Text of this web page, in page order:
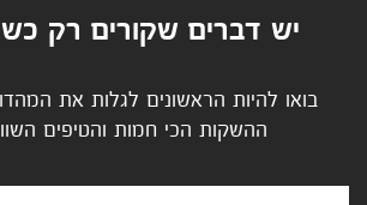
יש דברים שקורים רק
בואו להיות הראשונים לגלות את
ההשקות הכי חמות והטיפים